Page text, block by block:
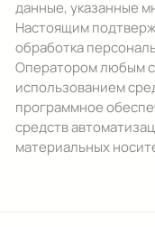
данные, указанные
Настоящим
обработка
Оператором любым
использованием
программное
средств
материальных